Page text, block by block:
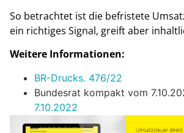
So betrachtet ist die befristete
ein richtiges Signal, greift aber
Weitere Informationen:
BR-Drucks. 476/22
Bundesrat kompakt vom
7.10.2022